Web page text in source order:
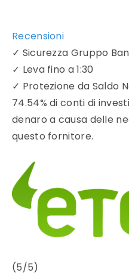
Recensioni
✓ Sicurezza Gruppo
✓ Leva fino a 1:30
✓ Protezione da Saldo
74.54% di conti di
denaro a causa delle
questo fornitore.
(5/5)